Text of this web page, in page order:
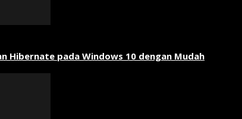
Hibernate pada Windows 10 dengan Mudah